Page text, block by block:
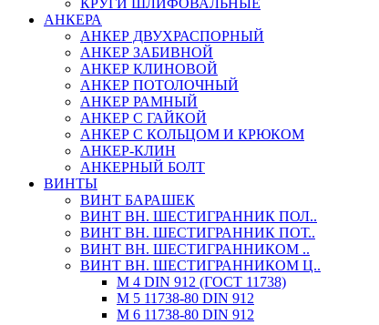
КРУГИ ШЛИФОВАЛЬНЫЕ
АНКЕРА
АНКЕР ДВУХРАСПОРНЫЙ
АНКЕР ЗАБИВНОЙ
АНКЕР КЛИНОВОЙ
АНКЕР ПОТОЛОЧНЫЙ
АНКЕР РАМНЫЙ
АНКЕР С ГАЙКОЙ
АНКЕР С КОЛЬЦОМ И КРЮКОМ
АНКЕР-КЛИН
АНКЕРНЫЙ БОЛТ
ВИНТЫ
ВИНТ БАРАШЕК
ВИНТ ВН. ШЕСТИГРАННИК ПОЛ..
ВИНТ ВН. ШЕСТИГРАННИК ПОТ..
ВИНТ ВН. ШЕСТИГРАННИКОМ ..
ВИНТ ВН. ШЕСТИГРАННИКОМ Ц..
М 4 DIN 912 (ГОСТ 11738)
М 5 11738-80 DIN 912
М 6 11738-80 DIN 912